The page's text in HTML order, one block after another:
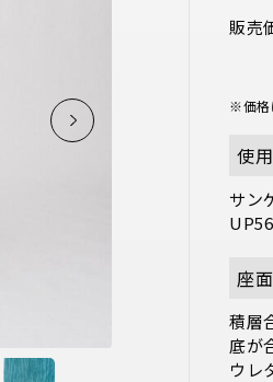
販売
※価格
使
サン
座
積層
底が
ウレ